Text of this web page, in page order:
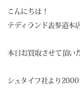
こんにちは！
テディランド表参道本
本日お買取させて頂い
シュタイフ社より